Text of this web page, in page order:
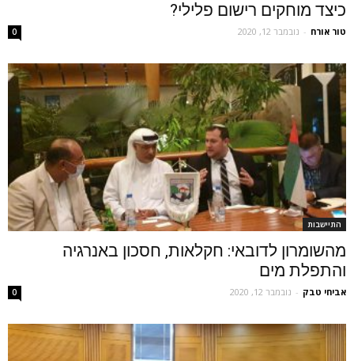
כיצד מוחקים רישום פלילי?
טור אורח - נובמבר 12, 2020 0
התיישבות
מהשומרון לדובאי: חקלאות, חסכון באנרגיה
והתפלת מים
אביחי טבק - נובמבר 12, 2020 0